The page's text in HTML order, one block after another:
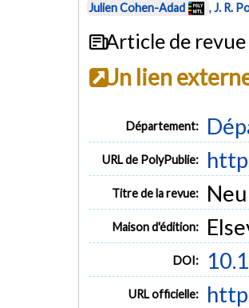
Julien Cohen-Adad ,J. R.
Article de
Un lien
Département:
URL de PolyPublie:
Titre de la revue:
Maison d'édition:
DOI:
URL officielle: